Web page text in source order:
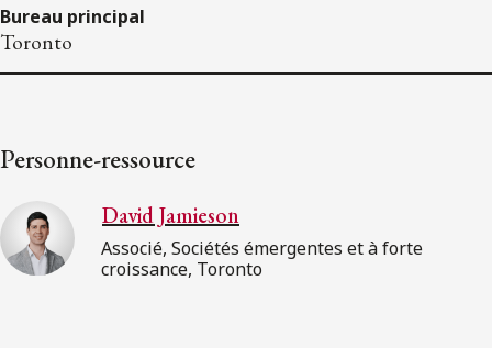
Bureau principal
Toronto
Personne-ressource
David Jamieson
Associé, Sociétés émergentes et à forte
croissance, Toronto